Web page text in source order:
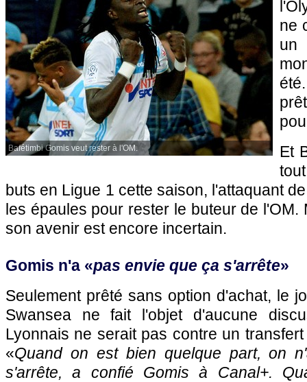
Bafétimbi Gomis veut rester à l'OM.
ne
un
Et
buts en Ligue 1 cette saison, l'attaquant
les épaules pour rester le buteur de l'OM.
son avenir est encore incertain.
Gomis n'a «pas envie que ça s'arrête»
Seulement prêté sans option d'achat, le
Swansea ne fait l'objet d'aucune
Lyonnais ne serait pas contre un
«Quand on est bien quelque part, on
s'arrête, a confié Gomis à Canal+.